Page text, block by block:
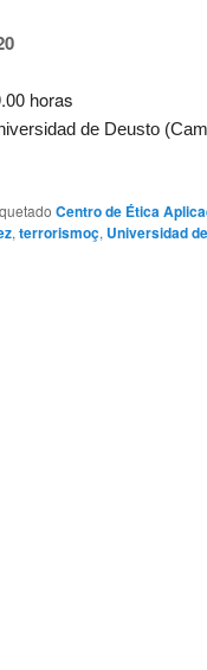
horas
de Deusto
Centro de Ética
, terrorismoç, Universidad